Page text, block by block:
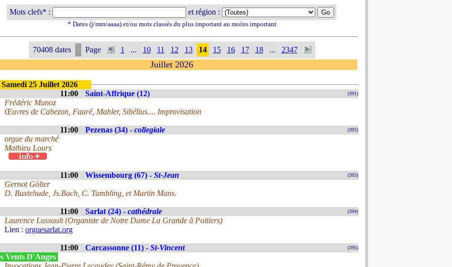
Mots clefs* : et région :
* Dates (j/mm/aaaa) et/ou mots classés du plus important au moins important
70408 dates Page 1 ... 10 11 12 13 14 15 16 17 18 ... 2347
Juillet 2026
Samedi 25 Juillet 2026
11:00
Saint-Affrique (12) (391)
Frédéric Munoz
Œuvres de Cabezon, Fauré, Mahler, Sibélius.... Improvisation
11:00 Pezenas (34) - collegiale (392)
orgue du marché
Mathieu Lours
11:00 Wissembourg (67) - St-Jean (393)
Gernot Gölter
D. Buxtehude, Js.Bach, C. Tambling, et Martin Mans.
11:00 Sarlat (24) - cathédrale (394)
Laurence Lussault (Organiste de Notre Dame La Grande à Poitiers)
Lien : orguesarlat.org
11:00 Carcassonne (11) - St-Vincent (395)
Vents D'Anges